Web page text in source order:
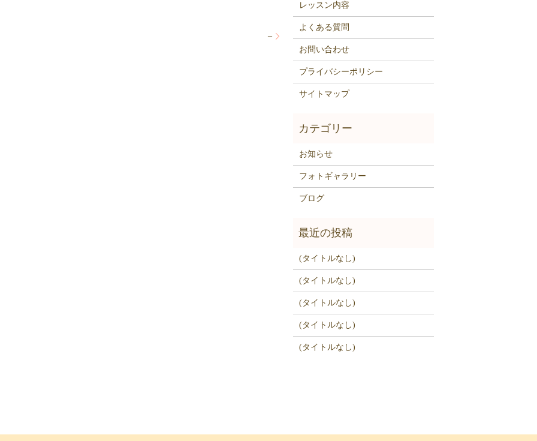
–
レッスン内容
よくある質問
お問い合わせ
プライバシーポリシー
サイトマップ
お知らせ
フォトギャラリー
ブログ
(タイトルなし)
(タイトルなし)
(タイトルなし)
(タイトルなし)
(タイトルなし)